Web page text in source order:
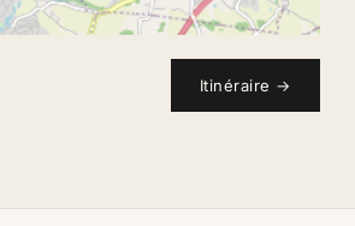
Itinéraire →